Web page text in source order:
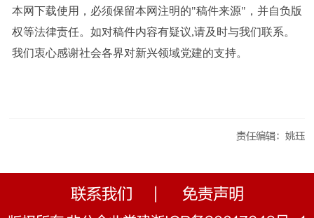
本网下载使用，必须保留本网注明的"稿件来源"，并自负版
权等法律责任。如对稿件内容有疑议,请及时与我们联系。
我们衷心感谢社会各界对新兴领域党建的支持。
责任编辑：姚珏
联系我们 免责声明